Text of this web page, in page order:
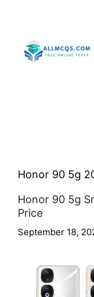
Honor 90 5g
Honor 90 5g
Price
September 18,